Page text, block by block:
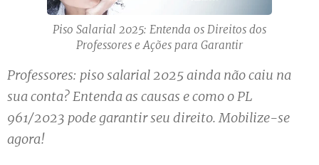
Piso Salarial 2025: Entenda os Direitos dos
Professores e Ações para Garantir
Professores: piso salarial 2025 ainda não caiu na
sua conta? Entenda as causas e como o PL
961/2023 pode garantir seu direito. Mobilize-se
agora!